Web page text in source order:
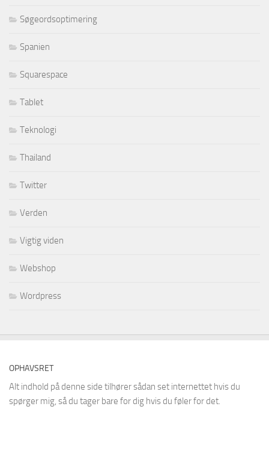
Søgeordsoptimering
Spanien
Squarespace
Tablet
Teknologi
Thailand
Twitter
Verden
Vigtig viden
Webshop
Wordpress
OPHAVSRET
Alt indhold på denne side tilhører sådan set internettet hvis du
spørger mig, så du tager bare for dig hvis du føler for det.